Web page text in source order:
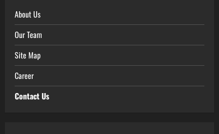
About Us
Our Team
Site Map
Career
Contact Us